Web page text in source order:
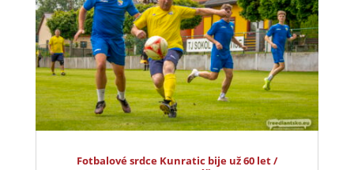
Fotbalové srdce Kunratic bije už 60 let /